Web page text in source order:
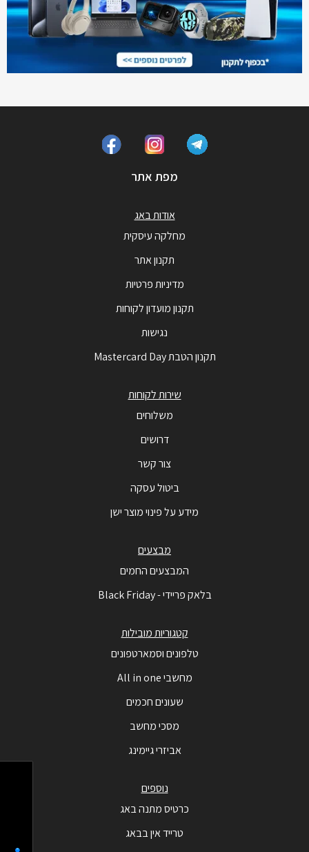
מפת אתר
אודות באג
מחלקה עיסקית
תקנון אתר
מדיניות פרטיות
תקנון מועדון לקוחות
נגישות
תקנון הטבת Mastercard Day
שירות לקוחות
משלוחים
דרושים
צור קשר
ביטול עסקה
מידע על פינוי מוצר ישן
מבצעים
המבצעים החמים
בלאק פריידי - Black Friday
קטגוריות מובילות
טלפונים וסמארטפונים
מחשבי All in one
שעונים חכמים
מסכי מחשב
אביזרי גיימינג
נוספים
כרטיס מתנה באג
טרייד אין בבאג